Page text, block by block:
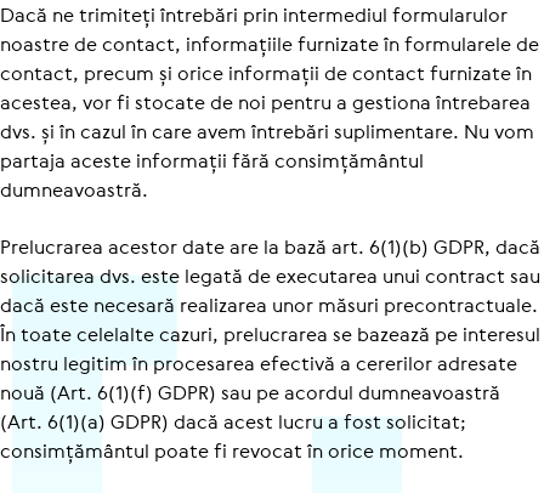
Dacă ne trimiteți întrebări prin intermediul formularulor
noastre de contact, informațiile furnizate în formularele de
contact, precum și orice informații de contact furnizate în
acestea, vor fi stocate de noi pentru a gestiona întrebarea
dvs. și în cazul în care avem întrebări suplimentare. Nu vom
partaja aceste informații fără consimțământul
dumneavoastră.
Prelucrarea acestor date are la bază art. 6(1)(b) GDPR, dacă
solicitarea dvs. este legată de executarea unui contract sau
dacă este necesară realizarea unor măsuri precon­trac­tuale.
În toate celelalte cazuri, prelucrarea se bazează pe interesul
nostru legitim în procesarea efectivă a cererilor adresate
nouă (Art. 6(1)(f) GDPR) sau pe acordul dumneavoastră
(Art. 6(1)(a) GDPR) dacă acest lucru a fost solicitat;
consimțământul poate fi revocat în orice moment.